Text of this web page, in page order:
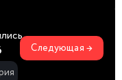
Следующая →